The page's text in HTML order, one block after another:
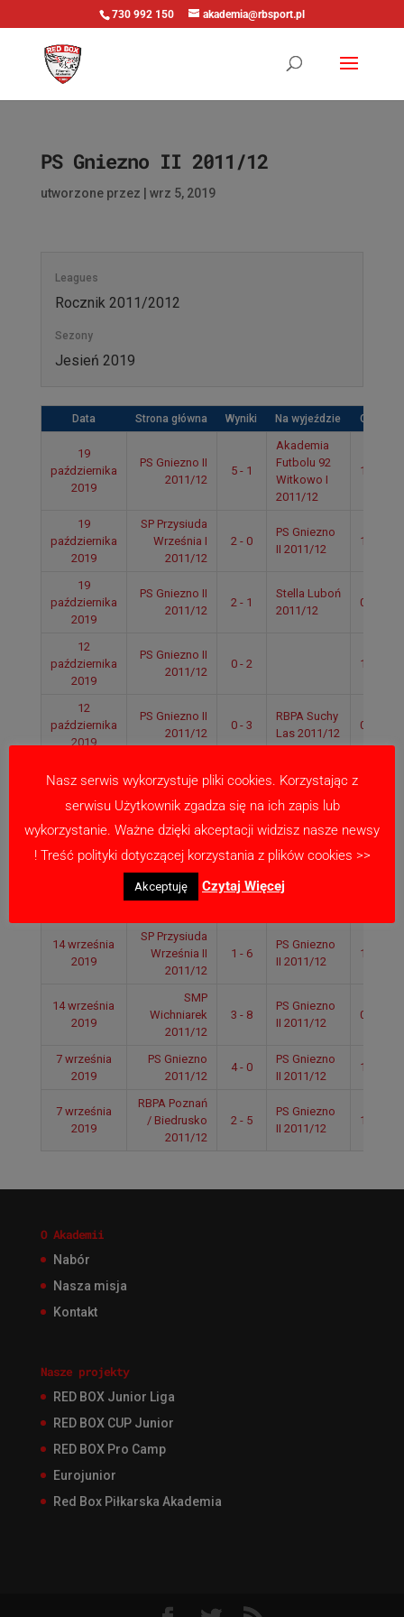
730 992 150 akademia@rbsport.pl
PS Gniezno II 2011/12
utworzone przez wrz 5, 2019
Leagues
Rocznik 2011/2012
Sezony
Jesień 2019
Data Strona główna Wyniki Na wyjeździe Czas
19
października
2019
PS Gniezno II
2011/12
5 - 1
Akademia
Futbolu 92
Witkowo I
2011/12
11:30
19
października
2019
SP Przysiuda
Września I
2011/12
2 - 0
PS Gniezno
II 2011/12
10:15
19
października
2019
PS Gniezno II
2011/12
2 - 1
Stella Luboń
2011/12
09:00
12
października
2019
PS Gniezno II
2011/12
0 - 2 11:30
12
października
2019
PS Gniezno II
2011/12
0 - 3
RBPA Suchy
Las 2011/12
09:50
października
2019
PS Gniezno II
1 - 1
Stęszew
2011/12
28 września
2019
PS Gniezno II
2011/12
2 - 2
Lechia
Kostrzyn
PS Gniezno II
RM Team
14 września
2019
SP Przysiuda
Września II
2011/12
1 - 6
PS Gniezno
II 2011/12
10:40
14 września
2019
SMP
Wichniarek
2011/12
3 - 8
PS Gniezno
II 2011/12
09:25
7 września
2019
PS Gniezno
2011/12
4 - 0
PS Gniezno
II 2011/12
13:10
7 września
2019
RBPA Poznań
/ Biedrusko
2011/12
2 - 5
PS Gniezno
II 2011/12
11:30
O Akademii
Nabór
Nasza misja
Kontakt
Nasze projekty
RED BOX Junior Liga
RED BOX CUP Junior
RED BOX Pro Camp
Eurojunior
Red Box Piłkarska Akademia
Nasz serwis wykorzystuje pliki cookies. Korzystając z
serwisu Użytkownik zgadza się na ich zapis lub
wykorzystanie. Ważne dzięki akceptacji widzisz nasze newsy
! Treść polityki dotyczącej korzystania z plików cookies >>
Akceptuję Czytaj Więcej